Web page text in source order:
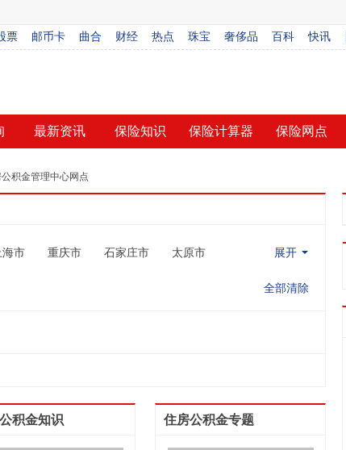
票 邮币卡 曲合 财经 热点 珠宝 奢侈品 百科 快讯
最新资讯 保险知识 保险计算器 保险网点
积金管理中心网点
展开
海市 重庆市 石家庄市 太原市
全部清除
积金知识 住房公积金专题